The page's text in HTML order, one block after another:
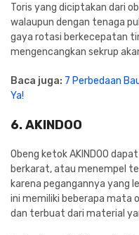
Toris yang diciptakan dari
walaupun dengan tenaga
gaya rotasi berkecepatan
mengencangkan sekrup
Baca juga: 7 Perbedaan
Ya!
6. AKINDOO
Obeng ketok AKINDOO
berkarat, atau menempel
karena pegangannya yang
ini memiliki beberapa mata
dan terbuat dari material